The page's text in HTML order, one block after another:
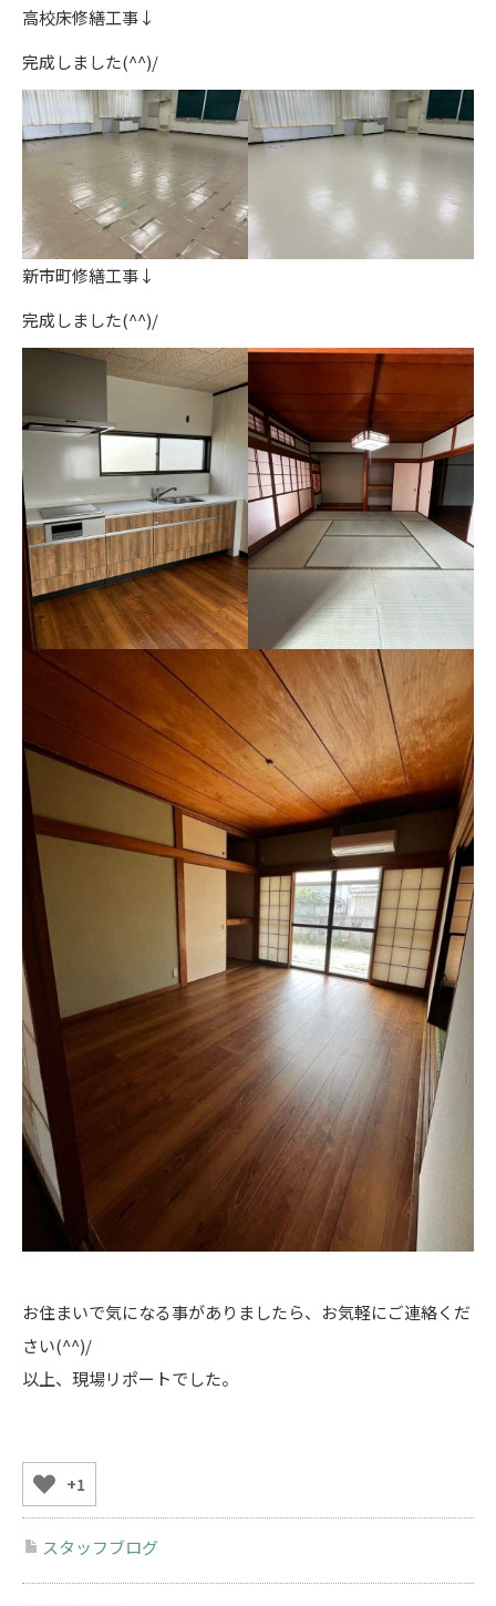
高校床修繕工事↓
完成しました(^^)/
新市町修繕工事↓
完成しました(^^)/
お住まいで気になる事がありましたら、お気軽にご連絡くだ
さい(^^)/
以上、現場リポートでした。
+1
スタッフブログ